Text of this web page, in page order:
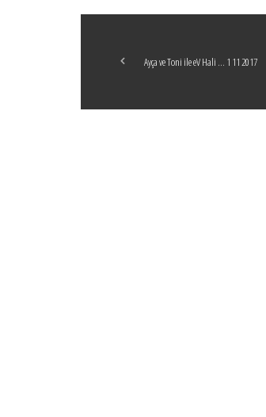
Ayça ve Toni ile eV Hali … 1 11 2017